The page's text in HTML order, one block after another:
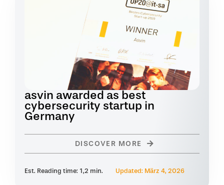
asvin awarded as best
cybersecurity startup in
Germany
DISCOVER MORE
Est. Reading time: 1,2 min. Updated: März 4, 2026